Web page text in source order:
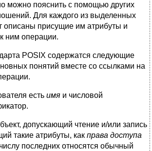
можно пояснить с помощью других
Для каждого из выделенных
описаны присущие им атрибуты и
ним операции.
POSIX содержатся следующие
понятий вместе со ссылками на
есть имя и числовой
допускающий чтение и/или запись
такие атрибуты, как права доступа
последних относятся обычный